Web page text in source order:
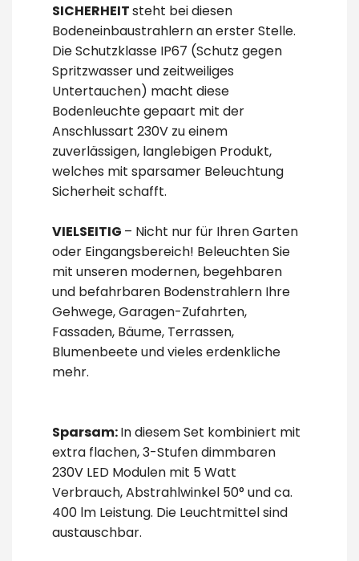
SICHERHEITsteht bei diesen
Bodeneinbaustrahlern an erster Stelle.
Die Schutzklasse IP67 (Schutz gegen
Spritzwasser und zeitweiliges
Untertauchen) macht diese
Bodenleuchte gepaart mit der
Anschlussart 230V zu einem
zuverlässigen, langlebigen Produkt,
welches mit sparsamer Beleuchtung
Sicherheit schafft.
VIELSEITIG – Nicht nur für Ihren Garten
oder Eingangsbereich! Beleuchten Sie
mit unseren modernen, begehbaren
und befahrbaren Bodenstrahlern Ihre
Gehwege, Garagen-Zufahrten,
Fassaden, Bäume, Terrassen,
Blumenbeete und vieles erdenkliche
mehr.
Sparsam:In diesem Set kombiniert mit
extra flachen, 3-Stufen dimmbaren
230V LED Modulen mit 5 Watt
Verbrauch, Abstrahlwinkel 50° und ca.
400 lm Leistung. Die Leuchtmittel sind
austauschbar.